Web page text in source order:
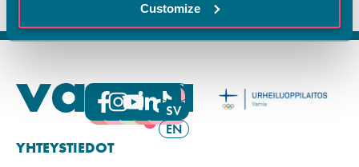
Customize
FI
SV
EN
YHTEYSTIEDOT